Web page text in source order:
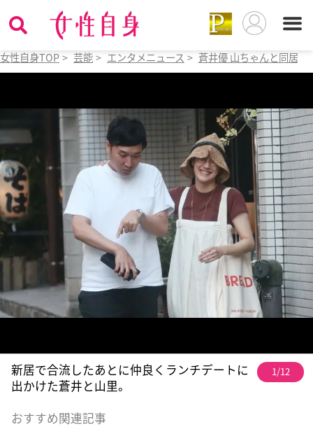
女性自身TOP > 芸能 > エンタメニュース > 蒼井優 山ちゃんと同居
新居で合流したあとに仲良くランチデートに
出かけた蒼井と山里。
1/12
おすすめ関連記事